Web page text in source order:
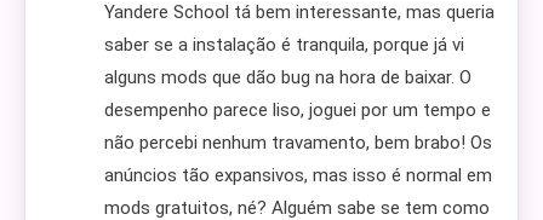
Yandere School tá bem interessante, mas queria
saber se a instalação é tranquila, porque já vi
alguns mods que dão bug na hora de baixar. O
desempenho parece liso, joguei por um tempo e
não percebi nenhum travamento, bem brabo! Os
anúncios tão expansivos, mas isso é normal em
mods gratuitos, né? Alguém sabe se tem como